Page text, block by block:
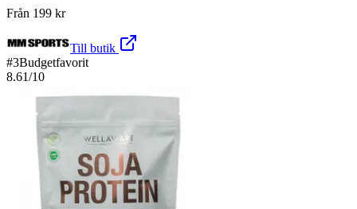
Från 199 kr
Till butik
#3Budgetfavorit
8.61/10